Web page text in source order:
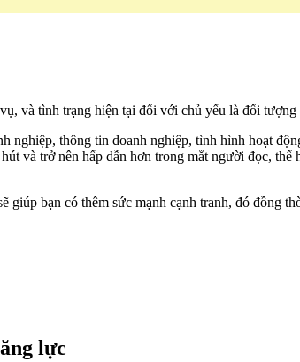
và tình trạng hiện tại đối với chủ yếu là đối
nghiệp, thông tin doanh nghiệp, tình hình hoạt
và trở nên hấp dẫn hơn trong mắt người đọc,
bạn có thêm sức mạnh cạnh tranh, đó đồng
lực